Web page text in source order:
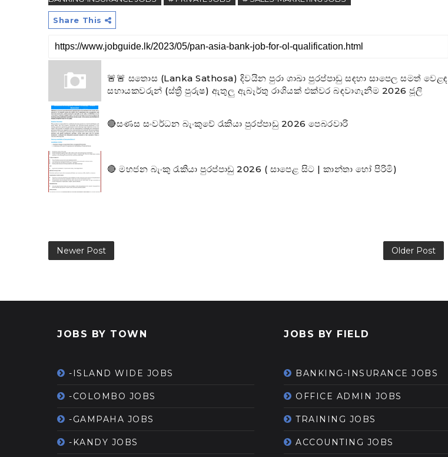
Share This
🚨🚨 සතොස (Lanka Sathosa) දිවයින පුරා ශාඛා පුරප්පාඩු සඳහා සාපෙල සමත් වෙළඳ
සහායකවරුන් (ස්ත්‍රී පුරුෂ) ඇතුලු ඇබෑර්තු රාශියක් එක්වර බඳවාගැනීම 2026 ජූලි
🔴සණස සංවර්ධන බැංකුවේ රැකියා පුරප්පාඩු 2026 පෙබරවාරි
🔴 මහජන බැංකු රැකියා පුරප්පාඩු 2026 ( සාපෙළ සිට | කාන්තා හෝ පිරිමි)
Newer Post Older Post
JOBS BY TOWN
-ISLAND WIDE JOBS
-COLOMBO JOBS
-GAMPAHA JOBS
-KANDY JOBS
JOBS BY FIELD
BANKING-INSURANCE JOBS
OFFICE ADMIN JOBS
TRAINING JOBS
ACCOUNTING JOBS